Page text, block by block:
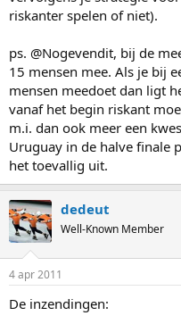
riskanter spelen of niet).
ps. @Nogevendit, bij de
15 mensen mee. Als je bij
mensen meedoet dan ligt
vanaf het begin riskant
m.i. dan ook meer een
Uruguay in de halve finale
het toevallig uit.
dedeut
Well-Known Member
4 apr 2011
De inzendingen: